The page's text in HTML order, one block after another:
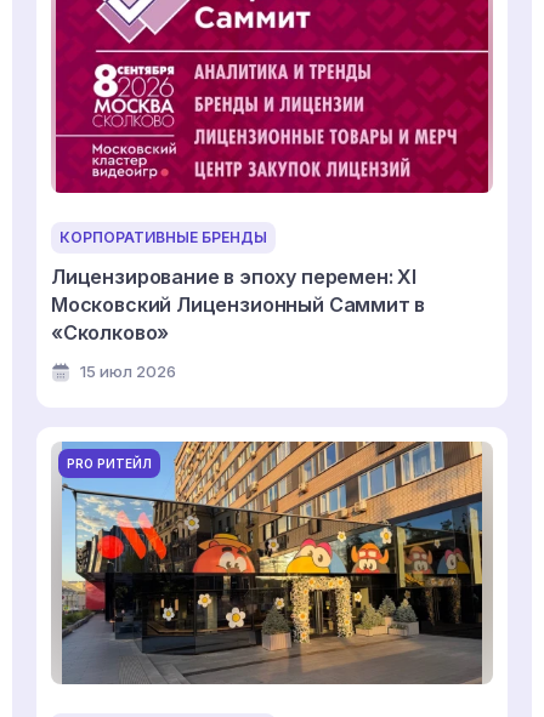
КОРПОРАТИВНЫЕ БРЕНДЫ
Лицензирование в эпоху перемен: XI
Московский Лицензионный Саммит в
«Сколково»
15 июл 2026
PRO РИТЕЙЛ